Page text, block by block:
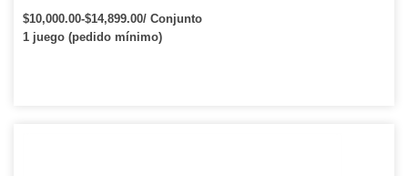
4KW 6KW
$10,000.00-$14,899.00/ Conjunto
1 juego (pedido mínimo)